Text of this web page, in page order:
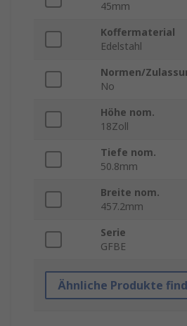
45mm
Koffermaterial
Edelstahl
Normen/
No
Höhe nom.
18Zoll
Tiefe nom.
50.8mm
Breite nom.
457.2mm
Serie
GFBE
Ähnliche Produkte